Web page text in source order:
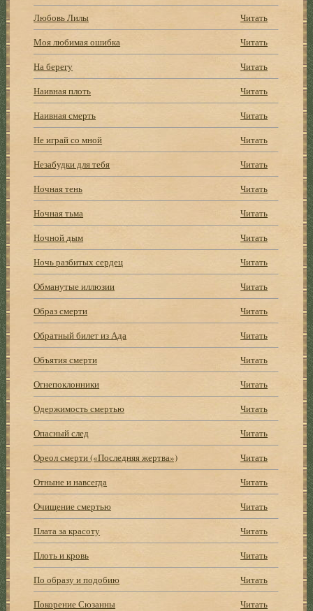
Любовь Лилы
Читать
Моя любимая ошибка
Читать
На берегу
Читать
Наивная плоть
Читать
Наивная смерть
Читать
Не играй со мной
Читать
Незабудки для тебя
Читать
Ночная тень
Читать
Ночная тьма
Читать
Ночной дым
Читать
Ночь разбитых сердец
Читать
Обманутые иллюзии
Читать
Образ смерти
Читать
Обратный билет из Ада
Читать
Объятия смерти
Читать
Огнепоклонники
Читать
Одержимость смертью
Читать
Опасный след
Читать
Ореол смерти («Последняя жертва»)
Читать
Отныне и навсегда
Читать
Очищение смертью
Читать
Плата за красоту
Читать
Плоть и кровь
Читать
По образу и подобию
Читать
Покорение Сюзанны
Читать